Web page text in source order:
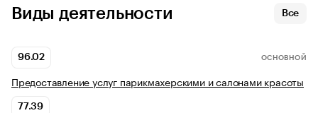
Виды деятельности Все
96.02 ОСНОВНОЙ
Предоставление услуг парикмахерскими и салонами красоты
77.39